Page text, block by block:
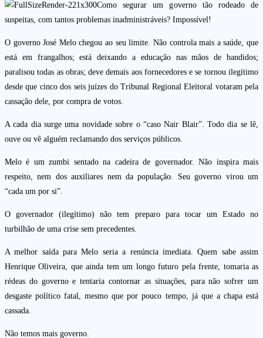
Como segurar um governo tão rodeado de
suspeitas, com tantos problemas inadministráveis? Impossível!
O governo José Melo chegou ao seu limite. Não controla mais a saúde, que
está em frangalhos; está deixando a educação nas mãos de bandidos;
paralisou todas as obras; deve demais aos fornecedores e se tornou ilegítimo
desde que cinco dos seis juízes do Tribunal Regional Eleitoral votaram pela
cassação dele, por compra de votos.
A cada dia surge uma novidade sobre o “caso Nair Blair”. Todo dia se lê,
ouve ou vê alguém reclamando dos serviços públicos.
Melo é um zumbi sentado na cadeira de governador. Não inspira mais
respeito, nem dos auxiliares nem da população. Seu governo virou um
“cada um por si”.
O governador (ilegítimo) não tem preparo para tocar um Estado no
turbilhão de uma crise sem precedentes.
A melhor saída para Melo seria a renúncia imediata. Quem sabe assim
Henrique Oliveira, que ainda tem um longo futuro pela frente, tomaria as
rédeas do governo e tentaria contornar as situações, para não sofrer um
desgaste político fatal, mesmo que por pouco tempo, já que a chapa está
cassada.
Não temos mais governo.